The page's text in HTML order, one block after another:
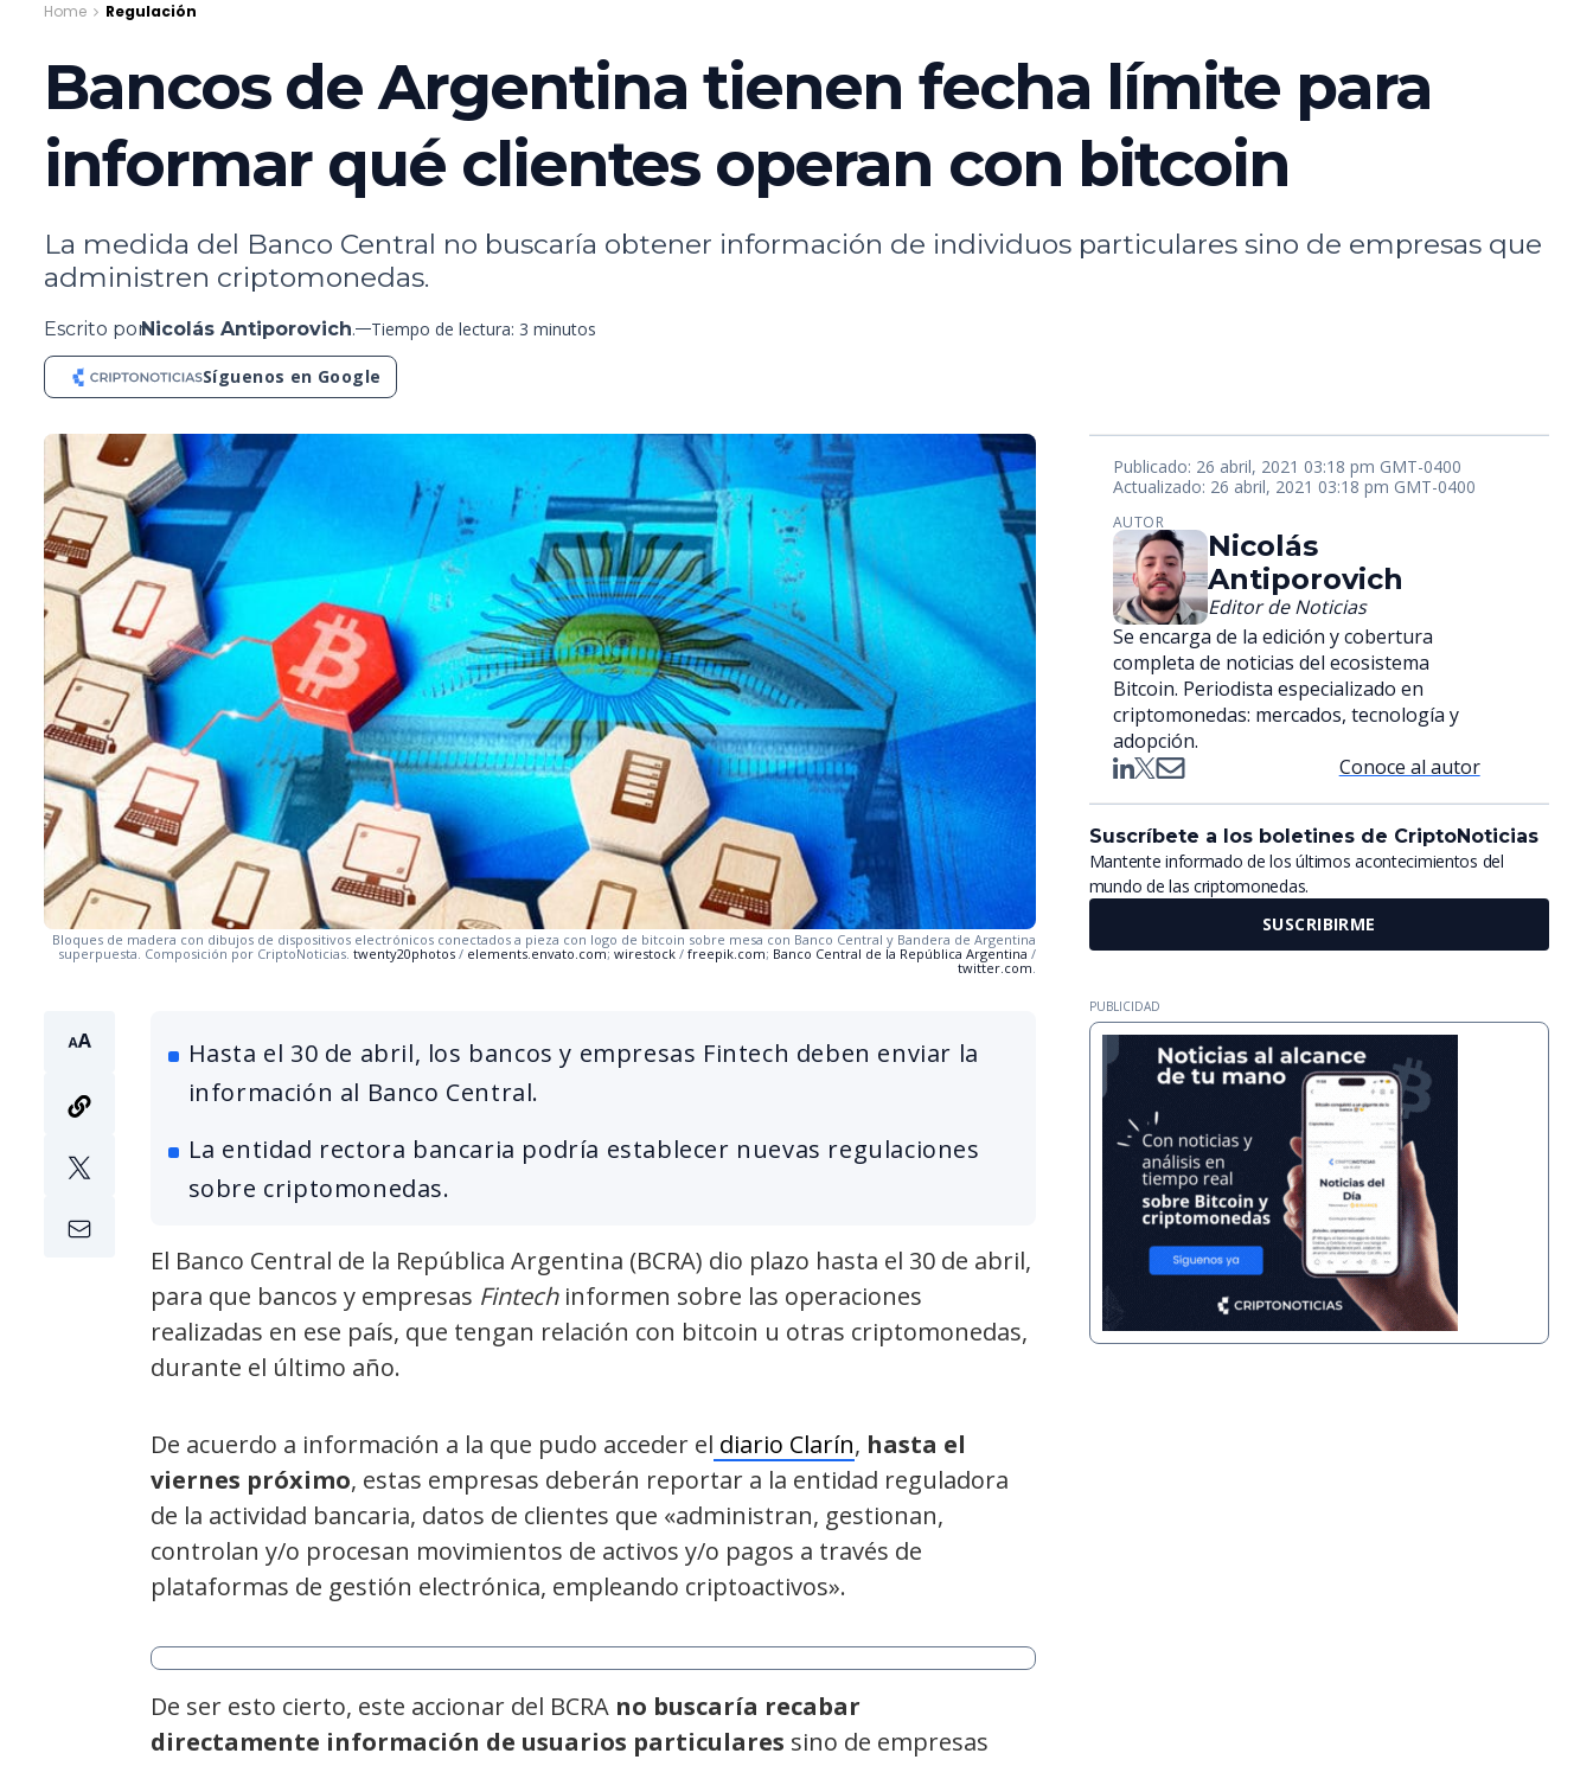
Home Regulación
Bancos de Argentina tienen fecha límite para
informar qué clientes operan con bitcoin
La medida del Banco Central no buscaría obtener información de individuos particulares sino de empresas que
administren criptomonedas.
Escrito porNicolás Antiporovich. Tiempo de lectura: 3 minutos
Síguenos en Google
Bloques de madera con dibujos de dispositivos electrónicos conectados a pieza con logo de bitcoin sobre mesa con Banco Central y Bandera de Argentina
superpuesta. Composición por CriptoNoticias. twenty20photos/ elements.envato.com; wirestock/ freepik.com; Banco Central de la República Argentina /
twitter.com.
Hasta el 30 de abril, los bancos y empresas Fintech deben enviar la
información al Banco Central.
La entidad rectora bancaria podría establecer nuevas regulaciones
sobre criptomonedas.
El Banco Central de la República Argentina (BCRA) dio plazo hasta el 30 de abril,
para que bancos y empresas Fintech informen sobre las operaciones
realizadas en ese país, que tengan relación con bitcoin u otras criptomonedas,
durante el último año.
De acuerdo a información a la que pudo acceder el diario Clarín, hasta el
viernes próximo, estas empresas deberán reportar a la entidad reguladora
de la actividad bancaria, datos de clientes que «administran, gestionan,
controlan y/o procesan movimientos de activos y/o pagos a través de
plataformas de gestión electrónica, empleando criptoactivos».
De ser esto cierto, este accionar del BCRA no buscaría recabar
directamente información de usuarios particulares sino de empresas
Publicado: 26 abril, 2021 03:18 pm GMT-0400
Actualizado: 26 abril, 2021 03:18 pm GMT-0400
AUTOR
Nicolás
Antiporovich
Editor de Noticias
Se encarga de la edición y cobertura
completa de noticias del ecosistema
Bitcoin. Periodista especializado en
criptomonedas: mercados, tecnología y
adopción.
Conoce al autor
Suscríbete a los boletines de CriptoNoticias
Mantente informado de los últimos acontecimientos del
mundo de las criptomonedas.
SUSCRIBIRME
PUBLICIDAD